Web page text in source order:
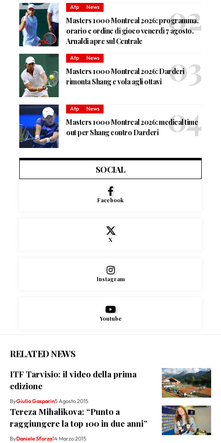
Atp News
Masters 1000 Montreal 2026: programma,
orario e ordine di gioco venerdì 7 agosto.
Arnaldi apre sul Centrale
Atp News
Masters 1000 Montreal 2026: Darderi
rimonta Shang e vola agli ottavi
Atp News
Masters 1000 Montreal 2026: medical time
out per Shang contro Darderi
SOCIAL
Facebook
X
Instagram
Youtube
RELATED NEWS
ITF Tarvisio: il video della prima
edizione
ByGiulio Gasparin5 Agosto 2015
Tereza Mihalikova: “Punto a
raggiungere la top 100 in due anni”
ByDaniele Sforza14 Marzo 2015